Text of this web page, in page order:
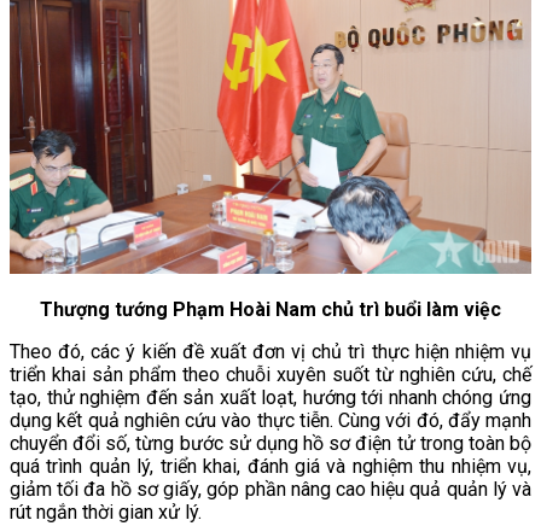
Thượng tướng Phạm Hoài Nam chủ trì buổi làm việc
Theo đó, các ý kiến đề xuất đơn vị chủ trì thực hiện nhiệm vụ
triển khai sản phẩm theo chuỗi xuyên suốt từ nghiên cứu, chế
tạo, thử nghiệm đến sản xuất loạt, hướng tới nhanh chóng ứng
dụng kết quả nghiên cứu vào thực tiễn. Cùng với đó, đẩy mạnh
chuyển đổi số, từng bước sử dụng hồ sơ điện tử trong toàn bộ
quá trình quản lý, triển khai, đánh giá và nghiệm thu nhiệm vụ,
giảm tối đa hồ sơ giấy, góp phần nâng cao hiệu quả quản lý và
rút ngắn thời gian xử lý.